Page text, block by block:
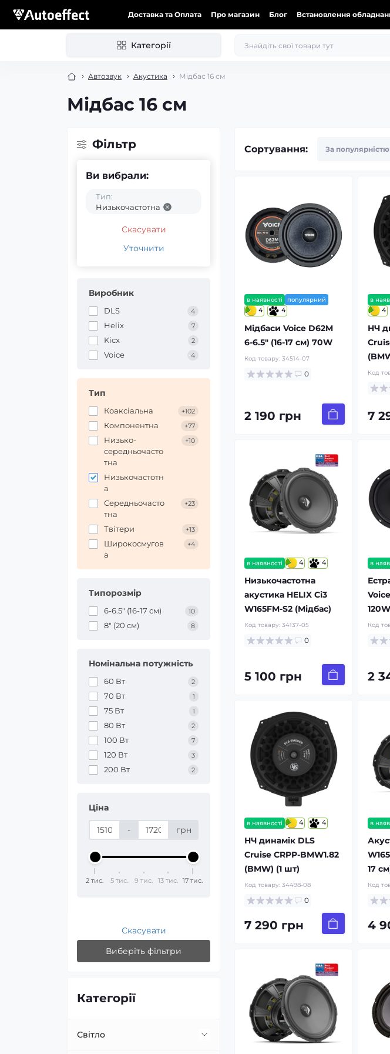
Доставка та Оплата Про магазин Блог Встановлення
Категорії
Автозвук Акустика Мідбас 16 см
Мідбас 16 см
Фільтр
Ви вибрали:
Тип:
Низькочастотна
Скасувати
Уточнити
Виробник
DLS 4
Helix 7
Kicx 2
Voice 4
Тип
Коаксіальна +102
Компонентна +77
Низько-
середньочасто
тна
+10
Низькочастотн
а
Середньочасто
тна
+23
Твітери +13
Широкосмугов
а
+4
Типорозмір
6-6.5″ (16-17 см) 10
8″ (20 см) 8
Номінальна потужність
60 Вт 2
70 Вт 1
75 Вт 1
80 Вт 2
100 Вт 7
120 Вт 3
200 Вт 2
Ціна
- грн
2 тис. 5 тис. 9 тис. 13 тис. 17 тис.
Скасувати
Виберіть фільтри
Категорії
Світло
Сортування:
в наявності популярний
4 4
Мідбаси Voice D62M
6-6.5″ (16-17 см) 70W
Код товару: 34514-07
0
2 190 грн
в
4
НЧ
Код
7
в наявності 4 4
Низькочастотна
акустика HELIX Ci3
W165FM-S2 (Мідбас)
Код товару: 34137-05
0
5 100 грн
в
120W
Код
2
в наявності 4 4
НЧ динамік DLS
Cruise CRPP-BMW1.82
(BMW) (1 шт)
Код товару: 34498-08
0
7 290 грн
в
17
Код
4